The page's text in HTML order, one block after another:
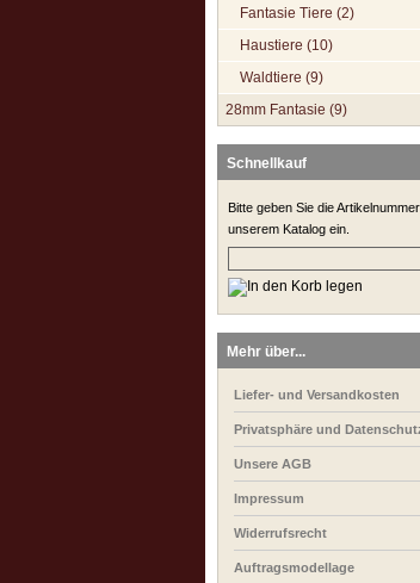
Fantasie Tiere (2)
Haustiere (10)
Waldtiere (9)
28mm Fantasie (9)
Schnellkauf
Bitte geben Sie die
unserem Katalog ein.
Mehr über...
Liefer- und Versandkosten
Privatsphäre und
Unsere AGB
Impressum
Widerrufsrecht
Auftragsmodellage